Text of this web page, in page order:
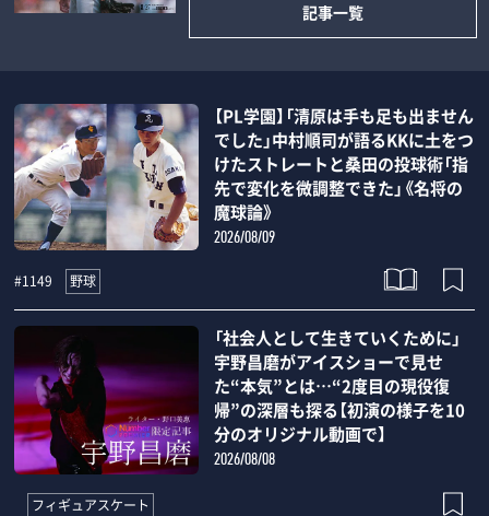
記事一覧
【PL学園】「清原は手も足も出ません
でした」中村順司が語るKKに土をつ
けたストレートと桑田の投球術「指
先で変化を微調整できた」《名将の
魔球論》
2026/08/09
#1149 野球
「社会人として生きていくために」
宇野昌磨がアイスショーで見せ
た“本気”とは…“2度目の現役復
帰”の深層も探る【初演の様子を10
分のオリジナル動画で】
2026/08/08
フィギュアスケート